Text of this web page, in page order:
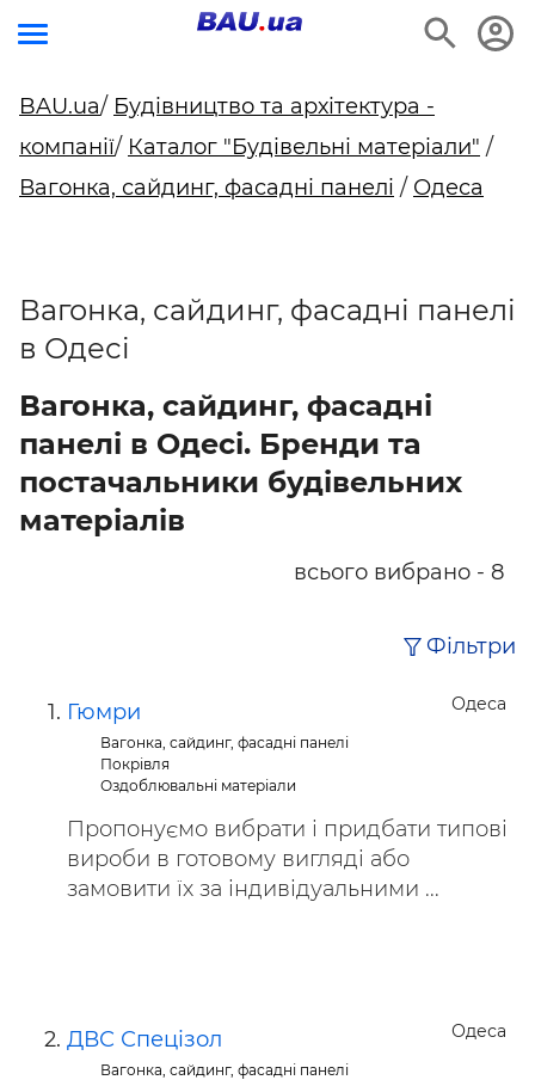
BAU.ua/ Будівництво та архітектура -
компанії/ Каталог "Будівельні матеріали" /
Вагонка, сайдинг, фасадні панелі / Одеса
Вагонка, сайдинг, фасадні панелі
в Одесі
Вагонка, сайдинг, фасадні
панелі в Одесі. Бренди та
постачальники будівельних
матеріалів
всього вибрано - 8
Фільтри
Одеса
Гюмри
Вагонка, сайдинг, фасадні панелі
Покрівля
Оздоблювальні матеріали
Пропонуємо вибрати і придбати типові
вироби в готовому вигляді або
замовити їх за індивідуальними ...
Одеса
ДВС Спецізол
Вагонка, сайдинг, фасадні панелі